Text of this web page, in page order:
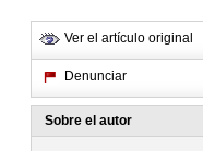
Ver el artículo original
Denunciar
Sobre el autor